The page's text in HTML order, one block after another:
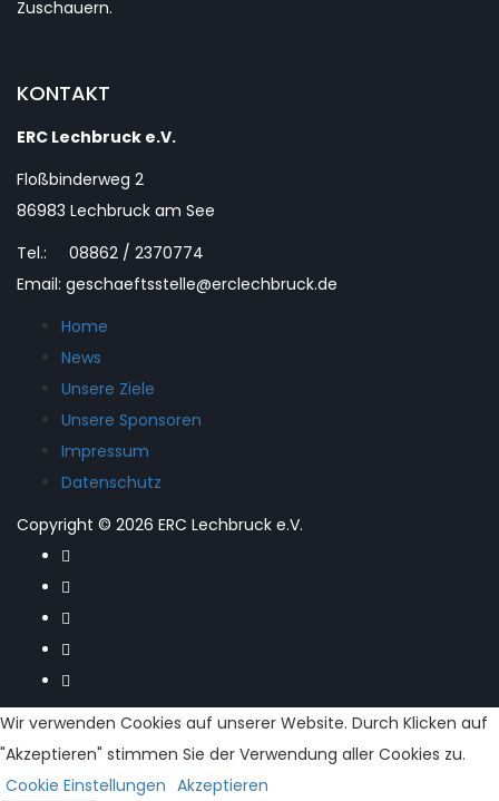
Zuschauern.
KONTAKT
ERC Lechbruck e.V.
Floßbinderweg 2
86983 Lechbruck am See
Tel.: 08862 / 2370774
Email: geschaeftsstelle@erclechbruck.de
Home
News
Unsere Ziele
Unsere Sponsoren
Impressum
Datenschutz
Copyright © 2026 ERC Lechbruck e.V.
Wir verwenden Cookies auf unserer Website. Durch Klicken auf
"Akzeptieren" stimmen Sie der Verwendung aller Cookies zu.
Cookie Einstellungen Akzeptieren